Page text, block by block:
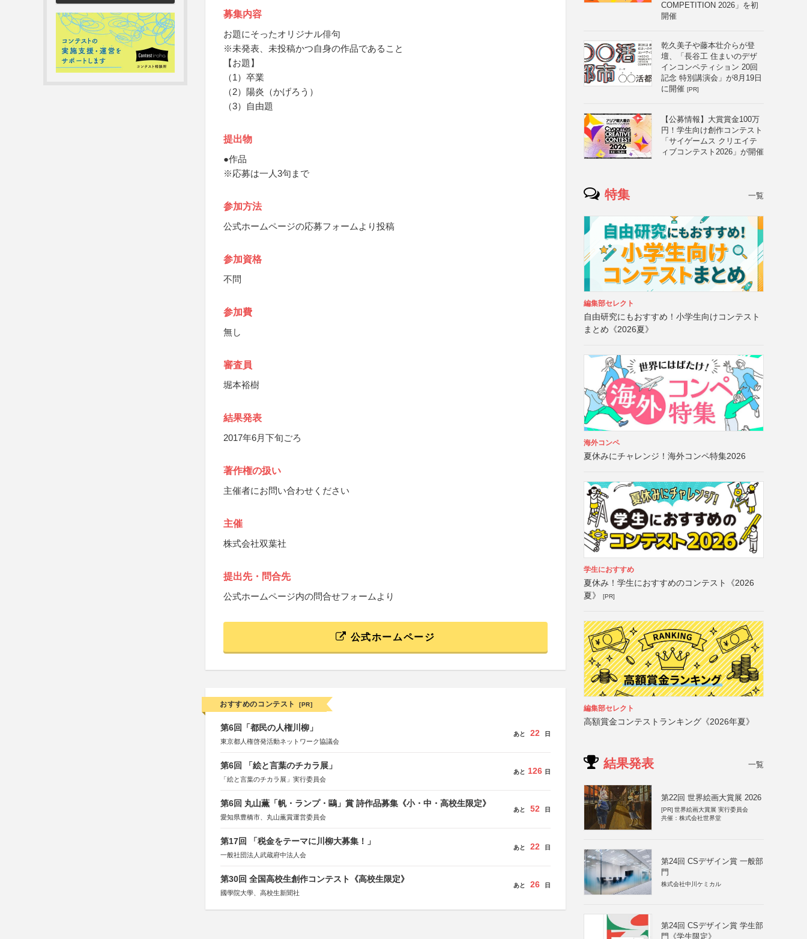
募集内容
お題にそったオリジナル俳句
※未発表、未投稿かつ自身の作品であること
【お題】
（1）卒業
（2）陽炎（かげろう）
（3）自由題
提出物
●作品
※応募は一人3句まで
参加方法
公式ホームページの応募フォームより投稿
参加資格
不問
参加費
無し
審査員
堀本裕樹
結果発表
2017年6月下旬ごろ
著作権の扱い
主催者にお問い合わせください
主催
株式会社双葉社
提出先・問合先
公式ホームページ内の問合せフォームより
公式ホームページ
おすすめのコンテスト [PR]
第6回「都民の人権川柳」
東京都人権啓発活動ネットワーク協議会
あと 22 日
第6回 「絵と言葉のチカラ展」
「絵と言葉のチカラ展」実行委員会
あと 126 日
第6回 丸山薫「帆・ランプ・鷗」賞 詩作品募集《小・中・高校生限定》
愛知県豊橋市、丸山薫賞運営委員会
あと 52 日
第17回 「税金をテーマに川柳大募集！」
一般社団法人武蔵府中法人会
あと 22 日
第30回 全国高校生創作コンテスト《高校生限定》
國學院大學、高校生新聞社
あと 26 日
COMPETITION 2026」を初
開催
乾久美子や藤本壮介らが登
壇、「長谷工 住まいのデザ
インコンペティション 20回
記念 特別講演会」が8月19日
に開催 [PR]
【公募情報】大賞賞金100万
円！学生向け創作コンテスト
「サイゲームス クリエイテ
ィブコンテスト2026」が開催
特集 一覧
編集部セレクト
自由研究にもおすすめ！小学生向けコンテスト
まとめ《2026夏》
海外コンペ
夏休みにチャレンジ！海外コンペ特集2026
学生におすすめ
夏休み！学生におすすめのコンテスト《2026
夏》
[PR]
編集部セレクト
高額賞金コンテストランキング《2026年夏》
結果発表 一覧
第22回 世界絵画大賞展 2026
[PR] 世界絵画大賞展 実行委員会
共催：株式会社世界堂
第24回 CSデザイン賞 一般部
門
株式会社中川ケミカル
第24回 CSデザイン賞 学生部
門《学生限定》